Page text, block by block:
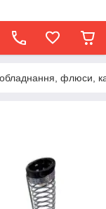
флюси,